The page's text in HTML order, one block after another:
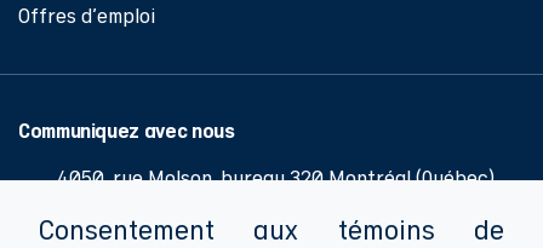
Offres d'emploi
Communiquez avec nous
4050, rue Molson, bureau 320 Montréal (Québec)
Consentement aux témoins de